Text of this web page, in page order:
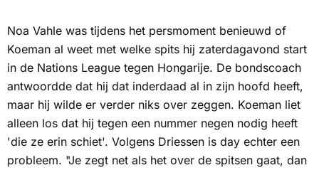
Noa Vahle was tijdens het persmoment benieuwd of
Koeman al weet met welke spits hij zaterdagavond start
in de Nations League tegen Hongarije. De bondscoach
antwoordde dat hij dat inderdaad al in zijn hoofd heeft,
maar hij wilde er verder niks over zeggen. Koeman liet
alleen los dat hij tegen een nummer negen nodig heeft
'die ze erin schiet'. Volgens Driessen is day echter een
probleem. "Je zegt net als het over de spitsen gaat, dan